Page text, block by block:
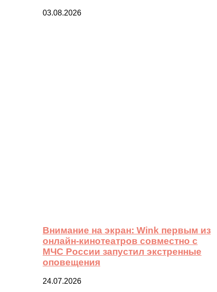
03.08.2026
Внимание на экран: Wink первым из
онлайн-кинотеатров совместно с
МЧС России запустил экстренные
оповещения
24.07.2026